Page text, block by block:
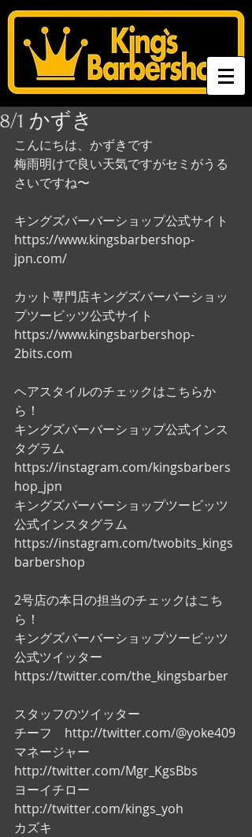
8/1 かずき
こんにちは、かずきです
梅雨明けで良い天気ですがセミがうる
さいですね〜
キングズバーバーショップ公式サイト
https://www.kingsbarbershop-
jpn.com/
カット専門店キングズバーバーショッ
プツービッツ公式サイト
https://www.kingsbarbershop-
2bits.com
ヘアスタイルのチェックはこちらか
ら！
キングズバーバーショップ公式インス
タグラム
https://instagram.com/kingsbarbers
hop_jpn
キングズバーバーショップツービッツ
公式インスタグラム
https://instagram.com/twobits_kings
barbershop
2号店の本日の担当のチェックはこち
ら！
キングズバーバーショップツービッツ
公式ツイッター
https://twitter.com/the_kingsbarber
スタッフのツイッター
チーフ　http://twitter.com/@yoke409
マネージャー
http://twitter.com/Mgr_KgsBbs
ヨーイチロー
http://twitter.com/kings_yoh
カズキ